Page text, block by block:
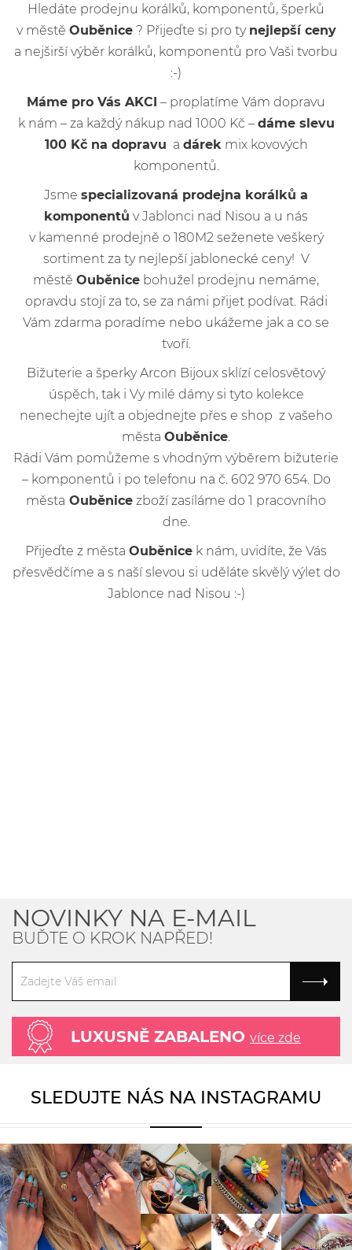
Hledáte prodejnu korálků, komponentů, šperků
v městě Ouběnice? Přijeďte si pro ty nejlepší ceny
a nejširší výběr korálků, komponentů pro Vaši tvorbu
:-)
Máme pro Vás AKCI – proplatíme Vám dopravu
k nám – za každý nákup nad 1000 Kč – dáme slevu
100 Kč na dopravu a dárek mix kovových
komponentů.
Jsme specializovaná prodejna korálků a
komponentů v Jablonci nad Nisou a u nás
v kamenné prodejně o 180M2 seženete veškerý
sortiment za ty nejlepší jablonecké ceny! V
městě Ouběnice bohužel prodejnu nemáme,
opravdu stojí za to, se za námi přijet podívat. Rádi
Vám zdarma poradíme nebo ukážeme jak a co se
tvoří.
Bižuterie a šperky Arcon Bijoux sklízí celosvětový
úspěch, tak i Vy milé dámy si tyto kolekce
nenechejte ujít a objednejte přes e shop z vašeho
města Ouběnice
Rádi Vám pomůžeme s vhodným výběrem bižuterie
– komponentů i po telefonu na č. 602 970 654. Do
města Ouběnice zboží zasíláme do 1 pracovního
dne.
Přijeďte z města Ouběnice k nám, uvidíte, že Vás
přesvědčíme a s naší slevou si uděláte skvělý výlet do
Jablonce nad Nisou :-)
NOVINKY NA E-MAIL
BUĎTE O KROK NAPŘED!
LUXUSNĚ ZABALENO více zde
SLEDUJTE NÁS NA INSTAGRAMU